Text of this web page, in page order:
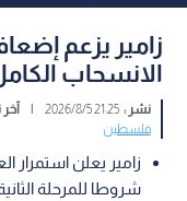
زامير يزعم
الانسحاب
نشر :21:25 2026/8/5
|
فلسطين
زامير يعلن استمرار
شروطا للمرحلة